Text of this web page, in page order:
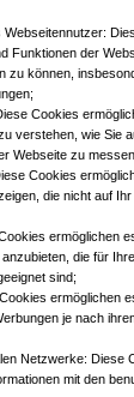
Webseitennutzer:
Funktionen der
zu können,
Cookies
verstehen, wie Sie
Webseite zu
Cookies
die nicht auf
ermöglichen
die für Ihre
sind;
ermöglichen
je nach
Netzwerke: Diese
mit den